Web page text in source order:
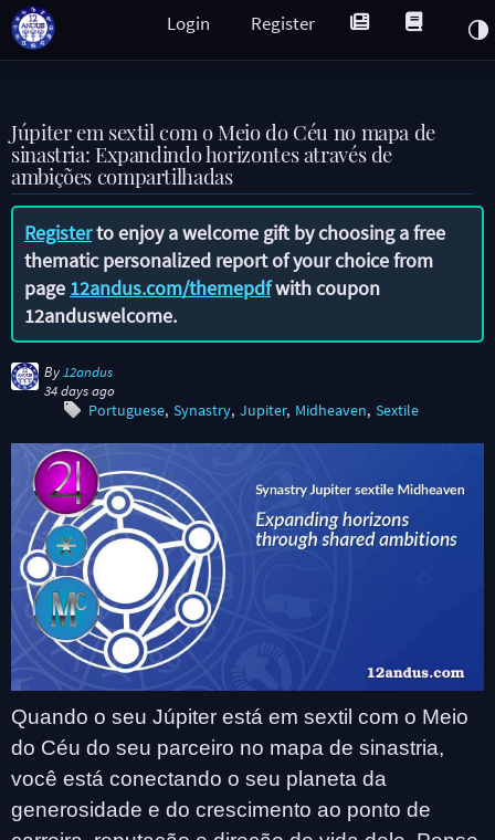
Register
Login
Júpiter em sextil com o Meio do Céu no mapa de
sinastria: Expandindo horizontes através de
ambições compartilhadas
Registerto enjoy a welcome gift by choosing a free
thematic personalized report of your choice from
page 12andus.com/themepdfwith coupon
12anduswelcome.
By 12andus
34 days ago
Portuguese Synastry Jupiter Midheaven Sextile
Quando o seu Júpiter está em sextil com o Meio
do Céu do seu parceiro no mapa de sinastria,
você está conectando o seu planeta da
generosidade e do crescimento ao ponto de